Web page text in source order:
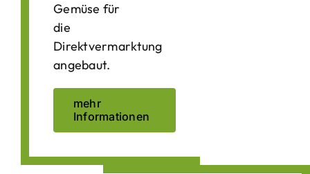
Gemüse für
die
Direktvermarktung
angebaut.
mehr
Informationen